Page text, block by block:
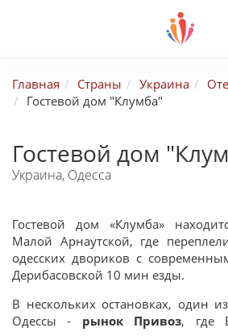
Главная Страны Украина
Гостевой дом "Клумба"
Гостевой дом
Украина, Одесса
Гостевой дом «Клумба»
Малой Арнаутской, где
одесских двориков с
Дерибасовской 10 мин езды.
В нескольких остановках, один
Одессы - рынок Привоз, где